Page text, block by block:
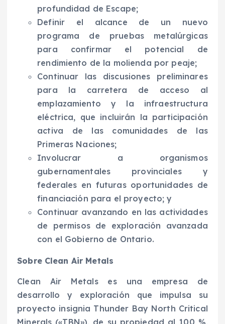
profundidad de Escape;
Definir el alcance de un nuevo
programa de pruebas metalúrgicas
para confirmar el potencial de
rendimiento de la molienda por peaje;
Continuar las discusiones preliminares
para la carretera de acceso al
emplazamiento y la infraestructura
eléctrica, que incluirán la participación
activa de las comunidades de las
Primeras Naciones;
Involucrar a organismos
gubernamentales provinciales y
federales en futuras oportunidades de
financiación para el proyecto; y
Continuar avanzando en las actividades
de permisos de exploración avanzada
con el Gobierno de Ontario.
Sobre Clean Air Metals
Clean Air Metals es una empresa de
desarrollo y exploración que impulsa su
proyecto insignia Thunder Bay North Critical